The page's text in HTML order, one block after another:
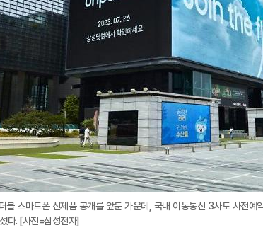
블 스마트폰 신제품 공개를 앞둔 가운데, 국내 이동통신 3사도 사전예
다. [사진=삼성전자]